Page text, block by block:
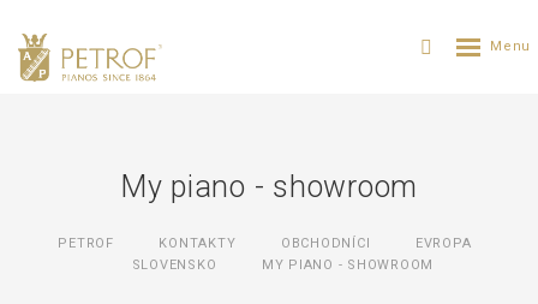
My piano - showroom
PETROF KONTAKTY OBCHODNÍCI
EVROPA
SLOVENSKO
MY PIANO - SHOWROOM